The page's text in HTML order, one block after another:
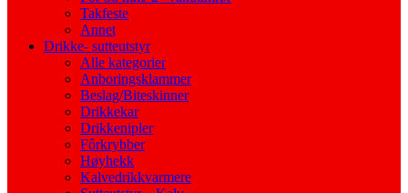
Takfeste
Annet
Drikke- sutteutstyr
Alle kategorier
Anboringsklammer
Beslag/Biteskinner
Drikkekar
Drikkenipler
Fôrkrybber
Høyhekk
Kalvedrikkvarmere